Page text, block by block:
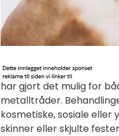
har gjort det mulig for
metalltråder.
kosmetiske, sosiale
skinner eller skjulte